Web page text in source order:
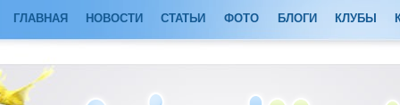
ГЛАВНАЯ НОВОСТИ СТАТЬИ ФОТО БЛОГИ КЛУБЫ